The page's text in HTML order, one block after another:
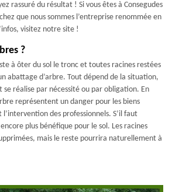
rassuré du résultat ! Si vous êtes à Consegudes
que nous sommes l’entreprise renommée en
visitez notre site !
?
à ôter du sol le tronc et toutes racines restées
abattage d’arbre. Tout dépend de la situation,
se réalise par nécessité ou par obligation. En
représentent un danger pour les biens
des professionnels. S’il faut
plus bénéfique pour le sol. Les racines
mais le reste pourrira naturellement à